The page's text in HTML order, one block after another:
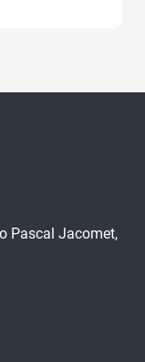
Pascal Jacomet,